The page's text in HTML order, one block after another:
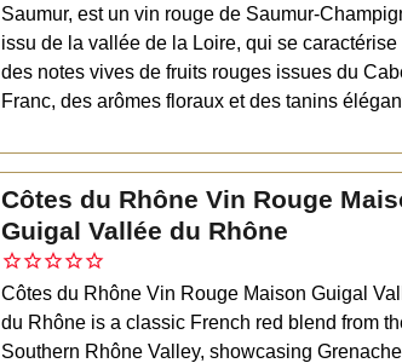
Saumur, est un vin rouge de Saumur-
issu de la vallée de la Loire, qui se caractérise
des notes vives de fruits rouges issues du
Franc, des arômes floraux et des tanins
Côtes du Rhône Vin Rouge
Guigal Vallée du Rhône
Côtes du Rhône Vin Rouge Maison Guigal
du Rhône is a classic French red blend from
Southern Rhône Valley, showcasing Grenache,